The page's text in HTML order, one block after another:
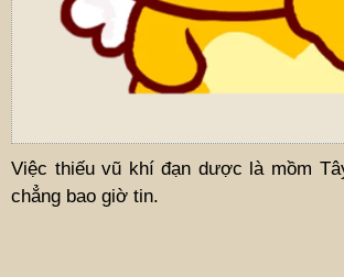
Việc thiếu vũ khí đạn dược là mồm
chẳng bao giờ tin.